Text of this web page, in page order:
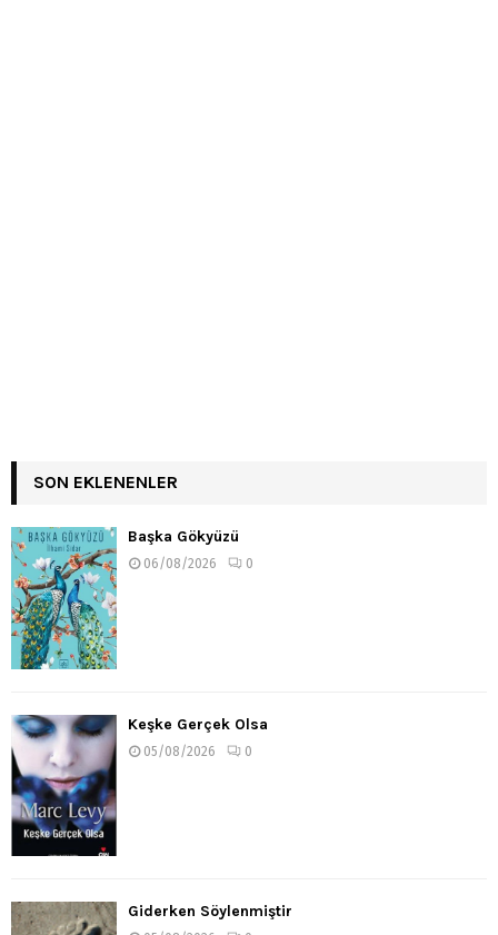
SON EKLENENLER
Başka Gökyüzü
06/08/2026 0
Keşke Gerçek Olsa
05/08/2026 0
Giderken Söylenmiştir